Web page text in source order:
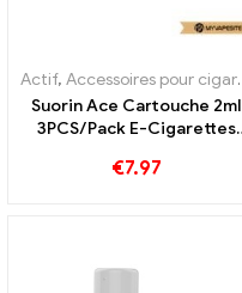
Actif, Accessoires pour cigarettes électroniques
Suorin Ace Cartouche 2ml
3PCS/Pack E-Cigarettes
Personnalisé
€7.97